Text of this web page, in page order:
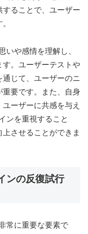
ることで、ユーザー
いや感情を理解し、
。ユーザーテストや
じて、ユーザーのニ
要です。また、自身
ーザーに共感を与え
ンを重視すること
させることができま
ンの反復試行
常に重要な要素で